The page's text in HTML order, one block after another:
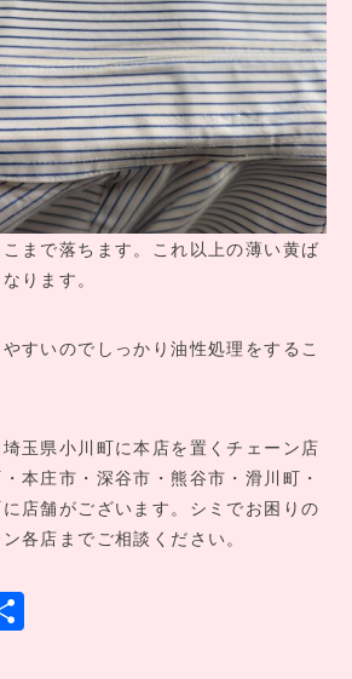
まで落ちます。これ以上の薄い黄ば
ります。
すいのでしっかり油性処理をするこ
玉県小川町に本店を置くチェーン店
本庄市・深谷市・熊谷市・滑川町・
店舗がございます。シミでお困りの
各店までご相談ください。